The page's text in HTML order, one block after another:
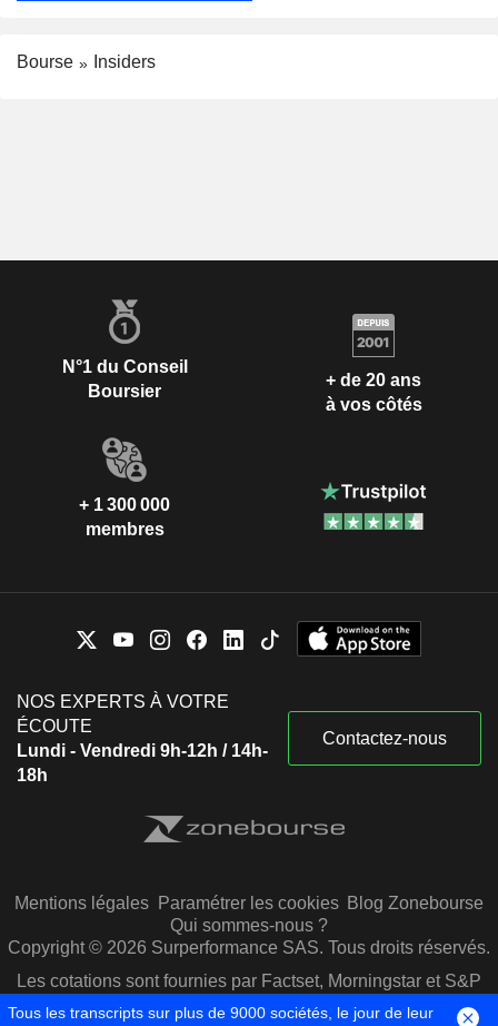
Bourse Insiders
N°1 du Conseil
Boursier
+ de 20 ans
à vos côtés
+ 1 300 000
membres
NOS EXPERTS À VOTRE
ÉCOUTE
Lundi - Vendredi 9h-12h / 14h-
18h
Contactez-nous
Mentions légales Paramétrer les cookies Blog Zonebourse
Qui sommes-nous ?
Copyright © 2026 Surperformance SAS. Tous droits réservés.
Les cotations sont fournies par Factset, Morningstar et S&P
Capital IQ
Tous les transcripts sur plus de 9000 sociétés, le jour de leur